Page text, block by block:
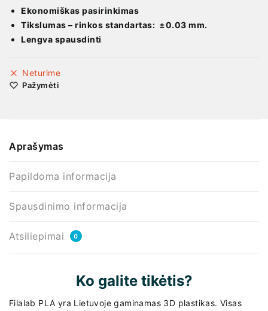
Ekonomiškas pasirinkimas
Tikslumas – rinkos standartas: ±0.03 mm.
Lengva spausdinti
Neturime
Pažymėti
Aprašymas
Papildoma informacija
Spausdinimo informacija
Atsiliepimai 0
Ko galite tikėtis?
Filalab PLA yra Lietuvoje gaminamas 3D plastikas. Visas